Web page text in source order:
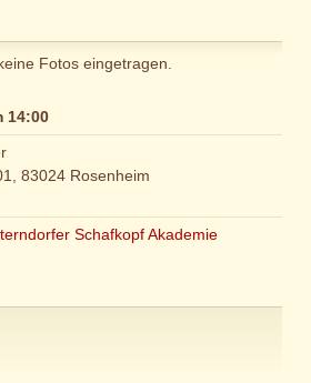
Fotos eingetragen.
14:00
83024 Rosenheim
Schafkopf Akademie